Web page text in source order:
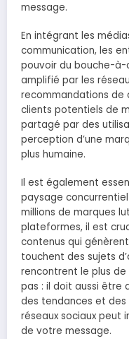
message.
En intégrant les
communication, les
pouvoir du bouche-à-
amplifié par les
recommandations de
clients potentiels de
partagé par des
perception d’une
plus humaine.
Il est également
paysage
millions de marques
plateformes, il est
contenus qui
touchent des sujets
rencontrent le plus
pas : il doit aussi être
des tendances et des
réseaux sociaux peut
de votre message.